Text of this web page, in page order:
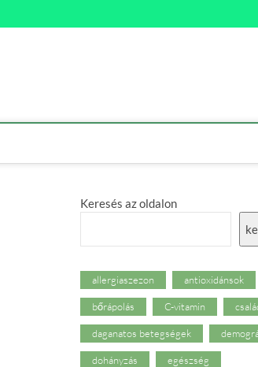
Keresés az oldalon
allergiaszezon antioxidánsok
bőrápolás C-vitamin
daganatos betegségek
dohányzás egészség